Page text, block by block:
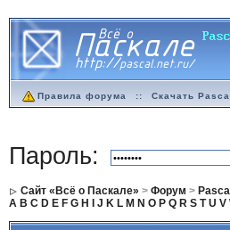
Правила форума :: Скачать
Пароль:
Сайт «Всё о Паскале» > Форум >
A B C D E F G H J K L M N O P Q R S T U V